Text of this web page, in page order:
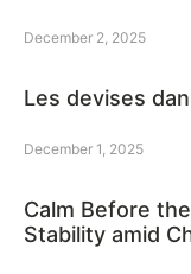
December 2, 2025
Les devises
December 1, 2025
Calm Before
Stability amid